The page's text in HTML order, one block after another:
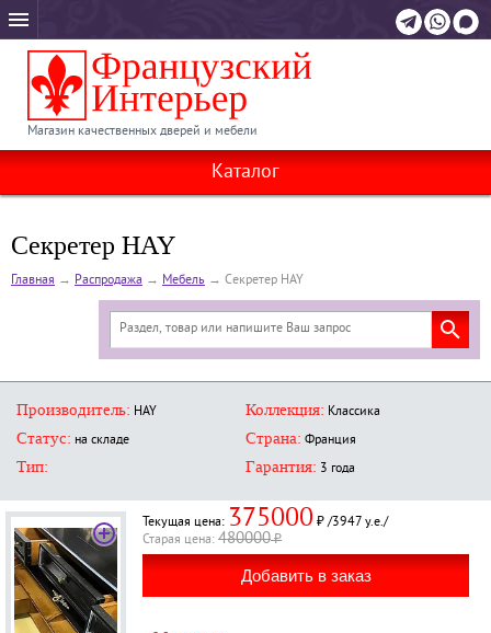
Магазин качественных дверей и мебели
Каталог
Секретер HAY
Главная → Распродажа → Мебель → Секретер HAY
Производитель: HAY Коллекция: Классика
Статус: на складе Страна: Франция
Тип: Гарантия: 3 года
Текущая цена: 375000 ₽ /3947 у.е./
Старая ценa: 480000₽